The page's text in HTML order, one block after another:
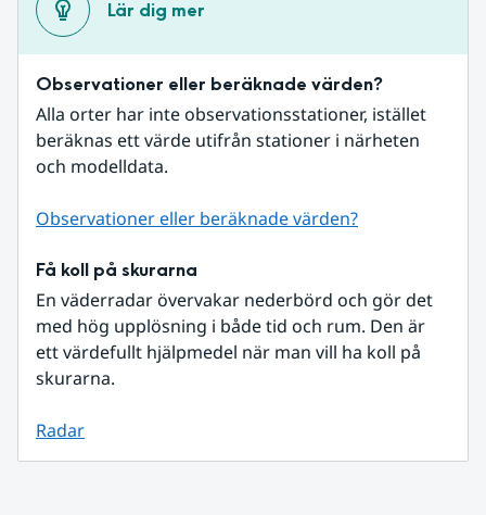
Lär dig mer
Observationer eller beräknade värden?
Alla orter har inte observationsstationer, istället
beräknas ett värde utifrån stationer i närheten
och modelldata.
Observationer eller beräknade värden?
Få koll på skurarna
En väderradar övervakar nederbörd och gör det
med hög upplösning i både tid och rum. Den är
ett värdefullt hjälpmedel när man vill ha koll på
skurarna.
Radar